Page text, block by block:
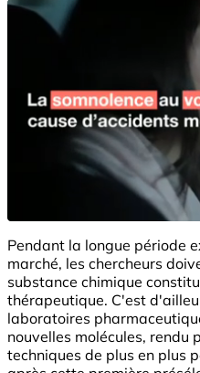
Pendant la longue période
marché, les chercheurs
substance chimique
thérapeutique. C'est
laboratoires
nouvelles molécules, rendu
techniques de plus en plus